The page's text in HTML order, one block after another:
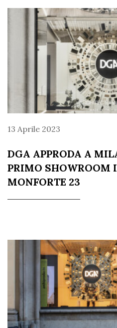
13 Aprile 2023
DGA APPRODA A
PRIMO SHOWROOM
MONFORTE 23